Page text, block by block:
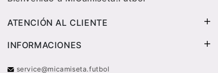
ATENCIÓN AL CLIENTE
INFORMACIONES
service@micamiseta.futbol